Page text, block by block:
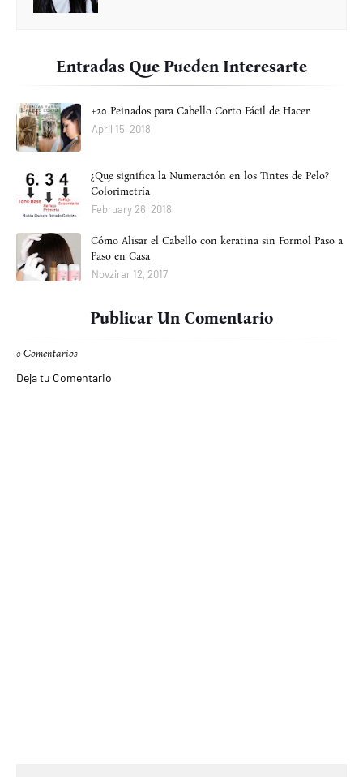
Entradas Que Pueden Interesarte
+20 Peinados para Cabello Corto Fácil de Hacer
April 15, 2018
¿Que significa la Numeración en los Tintes de Pelo?
Colorimetría
February 26, 2018
Cómo Alisar el Cabello con keratina sin Formol Paso a
Paso en Casa
Novzirar 12, 2017
Publicar Un Comentario
0 Comentarios
Deja tu Comentario